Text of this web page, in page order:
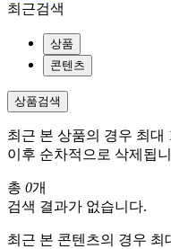
최근검색
상품
콘텐츠
상품검색
최근 본 상품의 경우 최대
이후 순차적으로 삭제됩
총 0개
검색 결과가 없습니다.
최근 본 콘텐츠의 경우 최